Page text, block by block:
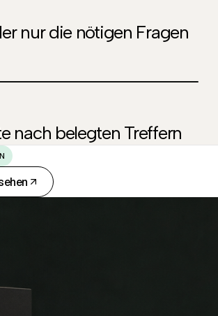
nur die nötigen Fragen
nach belegten Treffern